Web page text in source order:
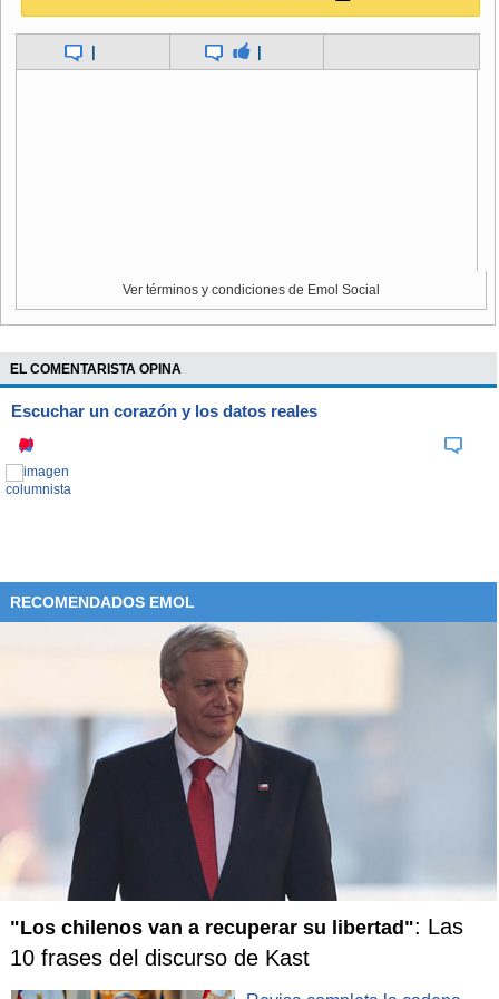
cantante descartó que su gira actual sea la "última" de su
carrera y anticipó que grabará un nuevo álbum de estudio el
próximo año.
Ver términos y condiciones de Emol Social
EL COMENTARISTA OPINA
Escuchar un corazón y los datos reales
RECOMENDADOS EMOL
"Los chilenos van a recuperar su libertad": Las
10 frases del discurso de Kast